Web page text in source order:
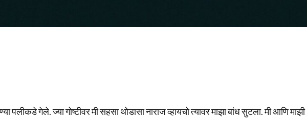
पलीकडे गेले. ज्या गोष्टीवर मी सहसा थोडासा नाराज व्हायचो त्यावर माझा बांध सुटला. मी आणि माझी